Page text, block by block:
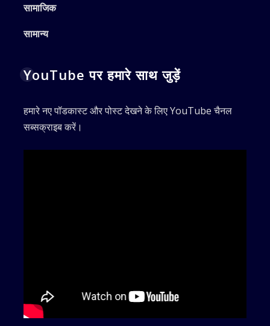
सामाजिक
सामान्य
YouTube पर हमारे साथ जुड़ें
हमारे नए पॉडकास्ट और पोस्ट देखने के लिए YouTube चैनल
सब्सक्राइब करें।